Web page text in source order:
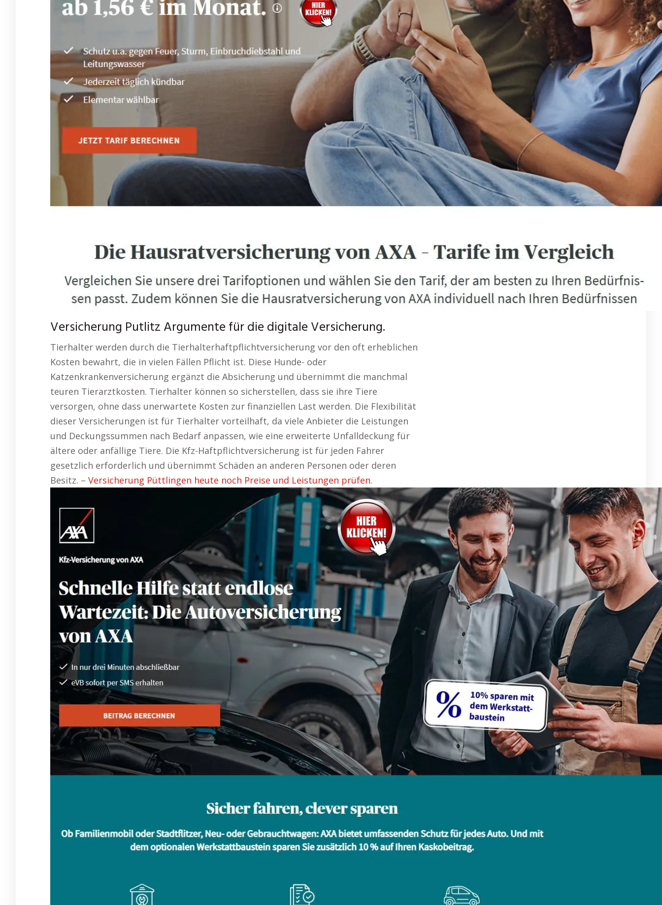
Versicherung Putlitz Argumente für die digitale Versicherung.
Tierhalter werden durch die Tierhalterhaftpflichtversicherung vor den oft erheblichen
Kosten bewahrt, die in vielen Fällen Pflicht ist. Diese Hunde- oder
Katzenkrankenversicherung ergänzt die Absicherung und übernimmt die manchmal
teuren Tierarztkosten. Tierhalter können so sicherstellen, dass sie ihre Tiere
versorgen, ohne dass unerwartete Kosten zur finanziellen Last werden. Die Flexibilität
dieser Versicherungen ist für Tierhalter vorteilhaft, da viele Anbieter die Leistungen
und Deckungssummen nach Bedarf anpassen, wie eine erweiterte Unfalldeckung für
ältere oder anfällige Tiere. Die Kfz-Haftpflichtversicherung ist für jeden Fahrer
gesetzlich erforderlich und übernimmt Schäden an anderen Personen oder deren
Besitz. – Versicherung Püttlingen heute noch Preise und Leistungen prüfen.